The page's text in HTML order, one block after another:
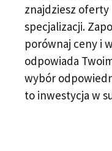
znajdziesz
specjalizacji.
porównaj ceny i
odpowiada
wybór
to inwestycja w